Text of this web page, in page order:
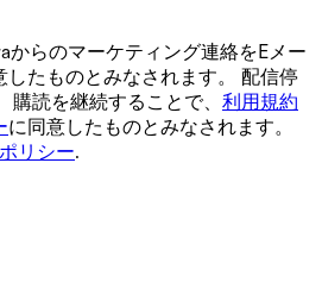
からのマーケティング連絡をEメー
したものとみなされます。 配信停
購読を継続することで、 利用規約
に同意したものとみなされます。
リシー.